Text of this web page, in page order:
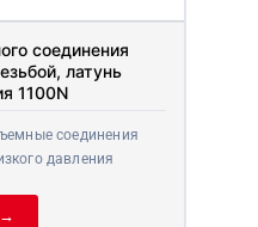
соединения
латунь
1100N
соединения
давления